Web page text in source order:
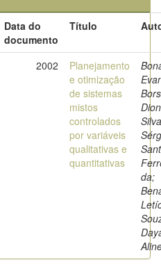
Data do
documento
Título
2002
Planejamento
e otimização
de sistemas
mistos
controlados
por variáveis
qualitativas e
quantitativas
da;